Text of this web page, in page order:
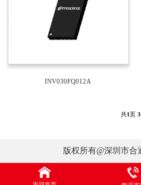
INV030FQ012A
共1页 3
版权所有@深圳市合